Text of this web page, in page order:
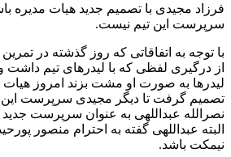
فرزاد مجیدی با تصمیم جدید هیات مدیره
سرپرست این تیم نیست.
با توجه به اتفاقاتی که روز گذشته در
از درگیری لفظی که با لیدرهای تیم داشت
لیدرها به صورت او مشت بزند امروز هیات
تصمیم گرفت تا دیگر مجیدی سرپرست این
نصرالله عبداللهی به عنوان سرپرست
البته عبداللهی گفته به احترام منصور
نیمکت باشد.